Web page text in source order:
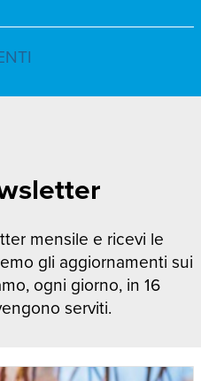
mensile e ricevi le
gli aggiornamenti sui
ogni giorno, in 16
serviti.